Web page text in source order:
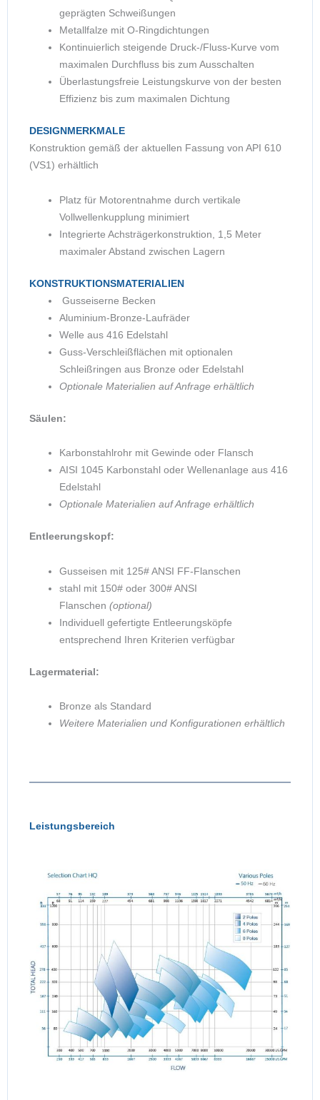
geprägten Schweißungen
Metallfalze mit O-Ringdichtungen
Kontinuierlich steigende Druck-/Fluss-Kurve vom
maximalen Durchfluss bis zum Ausschalten
Überlastungsfreie Leistungskurve von der besten
Effizienz bis zum maximalen Dichtung
DESIGNMERKMALE
Konstruktion gemäß der aktuellen Fassung von API 610
(VS1) erhältlich
Platz für Motorentnahme durch vertikale
Vollwellenkupplung minimiert
Integrierte Achsträgerkonstruktion, 1,5 Meter
maximaler Abstand zwischen Lagern
KONSTRUKTIONSMATERIALIEN
Gusseiserne Becken
Aluminium-Bronze-Laufräder
Welle aus 416 Edelstahl
Guss-Verschleißflächen mit optionalen
Schleißringen aus Bronze oder Edelstahl
Optionale Materialien auf Anfrage erhältlich
Säulen:
Karbonstahlrohr mit Gewinde oder Flansch
AISI 1045 Karbonstahl oder Wellenanlage aus 416
Edelstahl
Optionale Materialien auf Anfrage erhältlich
Entleerungskopf:
Gusseisen mit 125# ANSI FF-Flanschen
stahl mit 150# oder 300# ANSI
Flanschen (optional)
Individuell gefertigte Entleerungsköpfe
entsprechend Ihren Kriterien verfügbar
Lagermaterial:
Bronze als Standard
Weitere Materialien und Konfigurationen erhältlich
Leistungsbereich